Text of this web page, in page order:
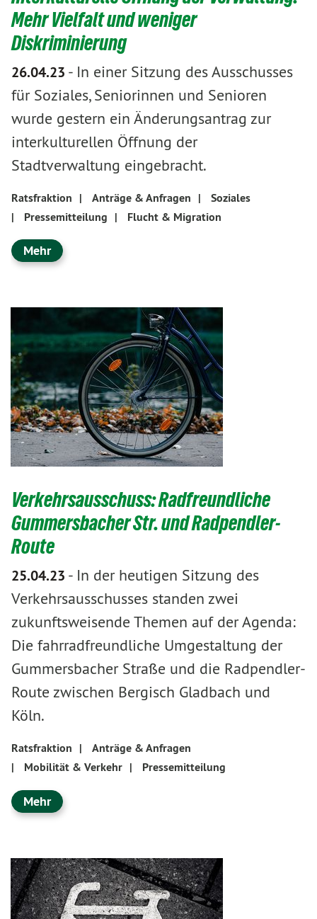
Mehr Vielfalt und weniger
Diskriminierung
26.04.23 - In einer Sitzung des Ausschusses
für Soziales, Seniorinnen und Senioren
wurde gestern ein Änderungsantrag zur
interkulturellen Öffnung der
Stadtverwaltung eingebracht.
Ratsfraktion | Anträge & Anfragen |
Soziales
|
Pressemitteilung | Flucht & Migration
Mehr
Verkehrsausschuss: Radfreundliche
Gummersbacher Str. und Radpendler-
Route
25.04.23 - In der heutigen Sitzung des
Verkehrsausschusses standen zwei
zukunftsweisende Themen auf der Agenda:
Die fahrradfreundliche Umgestaltung der
Gummersbacher Straße und die Radpendler-
Route zwischen Bergisch Gladbach und
Köln.
Ratsfraktion |
Anträge & Anfragen
|
Mobilität & Verkehr | Pressemitteilung
Mehr